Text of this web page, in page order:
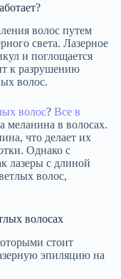
волос путем
света. Лазерное
и поглощается
к разрушению
волос.
волос? Все в
меланина в волосах.
что делает их
Однако с
лазеры с длиной
волос,
волосах
стоит
эпиляцию на